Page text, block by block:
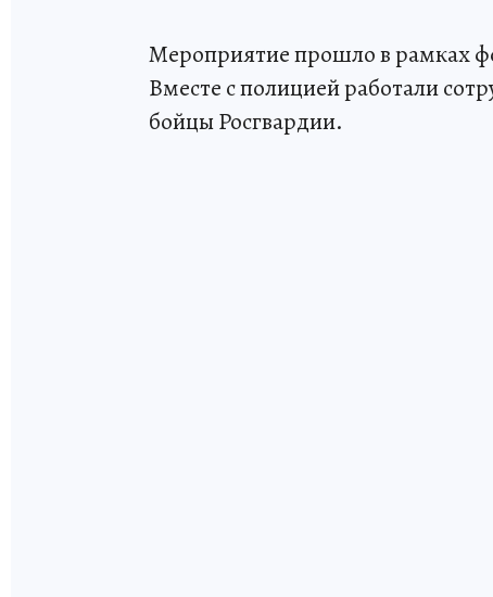
Мероприятие прошло в рамках
Вместе с полицией работали
бойцы Росгвардии.